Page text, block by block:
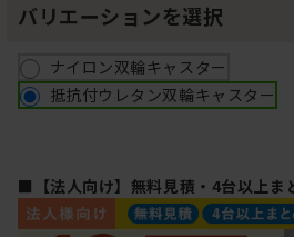
バリエーションを選択
ナイロン双輪キャスター
抵抗付ウレタン双輪キャスター
■【法人向け】無料見積・4台以上ま